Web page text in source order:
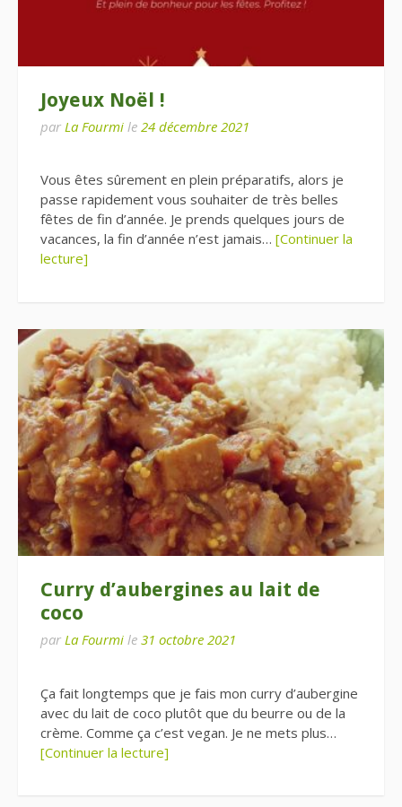
Joyeux Noël !
par La Fourmi le 24 décembre 2021
Vous êtes sûrement en plein préparatifs, alors je
passe rapidement vous souhaiter de très belles
fêtes de fin d’année. Je prends quelques jours de
vacances, la fin d’année n’est jamais… [Continuer la
lecture]
Curry d’aubergines au lait de
coco
par La Fourmi le 31 octobre 2021
Ça fait longtemps que je fais mon curry d’aubergine
avec du lait de coco plutôt que du beurre ou de la
crème. Comme ça c’est vegan. Je ne mets plus…
[Continuer la lecture]